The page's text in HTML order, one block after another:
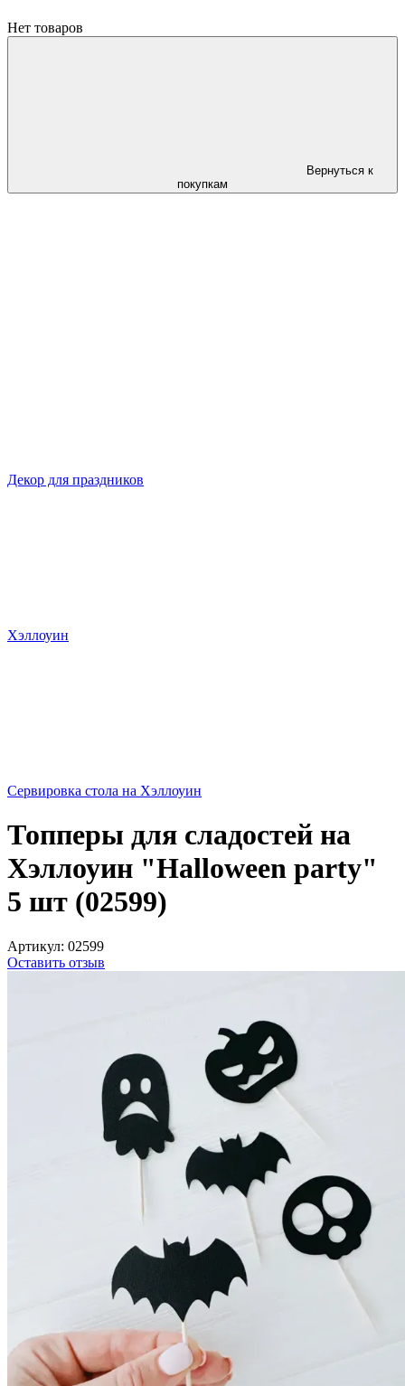
Нет товаров
Вернуться к
покупкам
Декор для праздников
Хэллоуин
Сервировка стола на Хэллоуин
Топперы для сладостей на
Хэллоуин "Halloween party"
5 шт (02599)
Артикул: 02599
Оставить отзыв